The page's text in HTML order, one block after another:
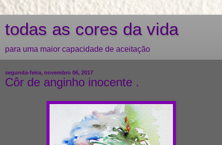
todas as cores da vida
para uma maior capacidade de aceitação
segunda-feira, novembro 06, 2017
Côr de anginho inocente .